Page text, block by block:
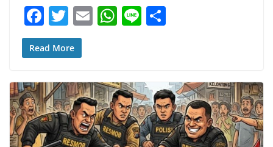
F
ac
e
o
o
k
T
w
itt
E W
A
p
p
Li
Read More